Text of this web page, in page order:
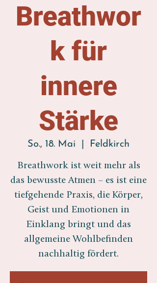
Breathwor
k für
innere
Stärke
So., 18. Mai Feldkirch
Breathwork ist weit mehr als
das bewusste Atmen – es ist eine
tiefgehende Praxis, die Körper,
Geist und Emotionen in
Einklang bringt und das
allgemeine Wohlbefinden
nachhaltig fördert.